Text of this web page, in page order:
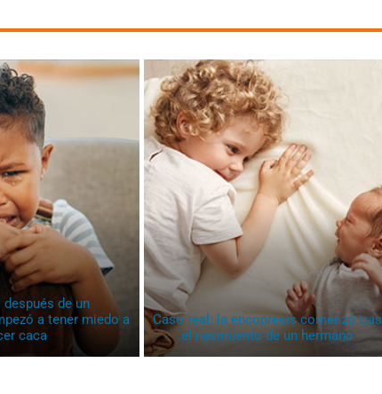
después de un
a tener miedo a
caca
Caso real: la encopresis comenzó tras
el nacimiento de un hermano